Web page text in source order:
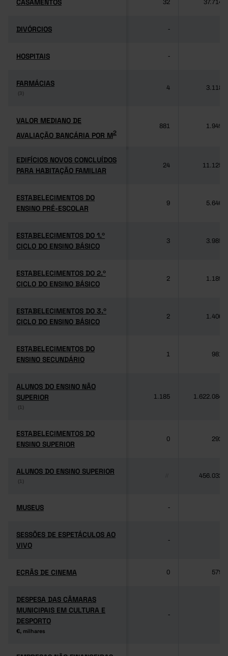
CASAMENTOS
CASAMENTOS 32 37.714
DIVÓRCIOS
DIVÓRCIOS -
HOSPITAIS
HOSPITAIS -
FARMÁCIAS
(3)
FARMÁCIAS
(3)
4 3.118
VALOR MEDIANO DE
AVALIAÇÃO BANCÁRIA POR M2
VALOR MEDIANO DE
AVALIAÇÃO BANCÁRIA POR M2
881 1.949
EDIFÍCIOS NOVOS CONCLUÍDOS
PARA HABITAÇÃO FAMILIAR
EDIFÍCIOS NOVOS CONCLUÍDOS
PARA HABITAÇÃO FAMILIAR
24 11.125
ESTABELECIMENTOS DO
ENSINO PRÉ-ESCOLAR
ESTABELECIMENTOS DO
ENSINO PRÉ-ESCOLAR
9 5.640
ESTABELECIMENTOS DO 1.º
CICLO DO ENSINO BÁSICO
ESTABELECIMENTOS DO 1.º
CICLO DO ENSINO BÁSICO
3 3.985
ESTABELECIMENTOS DO 2.º
CICLO DO ENSINO BÁSICO
ESTABELECIMENTOS DO 2.º
CICLO DO ENSINO BÁSICO
2 1.189
ESTABELECIMENTOS DO 3.º
CICLO DO ENSINO BÁSICO
ESTABELECIMENTOS DO 3.º
CICLO DO ENSINO BÁSICO
2 1.406
ESTABELECIMENTOS DO
ENSINO SECUNDÁRIO
ESTABELECIMENTOS DO
ENSINO SECUNDÁRIO
1 981
ALUNOS DO ENSINO NÃO
SUPERIOR
(1)
ALUNOS DO ENSINO NÃO
SUPERIOR
(1)
1.185 1.622.084
ESTABELECIMENTOS DO
ENSINO SUPERIOR
ESTABELECIMENTOS DO
ENSINO SUPERIOR
0 292
ALUNOS DO ENSINO SUPERIOR
(1)
ALUNOS DO ENSINO SUPERIOR
(1)
456.032
MUSEUS
MUSEUS -
SESSÕES DE ESPETÁCULOS AO
VIVO
SESSÕES DE ESPETÁCULOS AO
VIVO
-
ECRÃS DE CINEMA
ECRÃS DE CINEMA 0 579
DESPESA DAS CÂMARAS
MUNICIPAIS EM CULTURA E
DESPORTO
€, milhares
DESPESA DAS CÂMARAS
MUNICIPAIS EM CULTURA E
DESPORTO
€, milhares
-